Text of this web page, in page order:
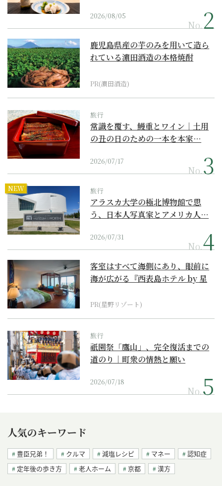
2026/08/05
No.
鹿児島県産の芋のみを用いて造ら
れている濵田酒造の本格焼酎
PR(濵田酒造)
旅行
常識を覆す、鰻重とワイン｜土用
の丑の日のための一本を本家…
2026/07/17
No.
NEW 旅行
アラスカ大学の極北博物館で思
う、日本人写真家とアメリカ人…
2026/07/31
No.
客室はすべて海側にあり、眼前に
海が広がる『西表島ホテル by 星
PR(星野リゾート)
旅行
祇園祭「鷹山」、完全復活までの
道のり｜町衆の情熱と願い
2026/07/18
No.
人気のキーワード
豊臣兄弟！ クルマ 減塩レシピ マネー
認知症
定年後の歩き方
老人ホーム 京都 漢方